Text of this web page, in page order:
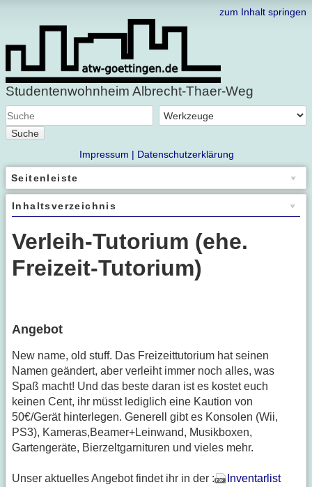
zum Inhalt springen
Studentenwohnheim Albrecht-Thaer-Weg
Suche
Datenschutzerklärung
Impressum |
Seitenleiste
Inhaltsverzeichnis
Verleih-Tutorium (ehe.
Freizeit-Tutorium)
Angebot
New name, old stuff. Das Freizeittutorium hat seinen
Namen geändert, aber verleiht immer noch alles, was
Spaß macht! Und das beste daran ist es kostet euch
keinen Cent, ihr müsst lediglich eine Kaution von
50€/Gerät hinterlegen. Generell gibt es Konsolen (Wii,
PS3), Kameras,Beamer+Leinwand, Musikboxen,
Gartengeräte, Bierzeltgarnituren und vieles mehr.
Unser aktuelles Angebot findet ihr in der :
Inventarlist